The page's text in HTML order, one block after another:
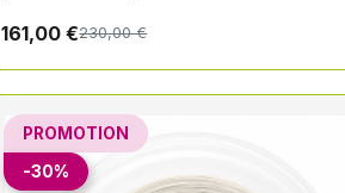
161,00 €230,00 €
PROMOTION
-30%